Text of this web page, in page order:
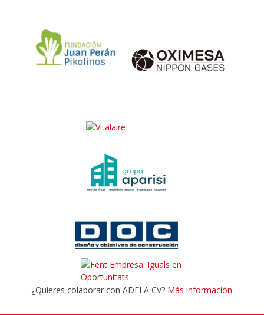
¿Quieres colaborar con ADELA CV? Más información